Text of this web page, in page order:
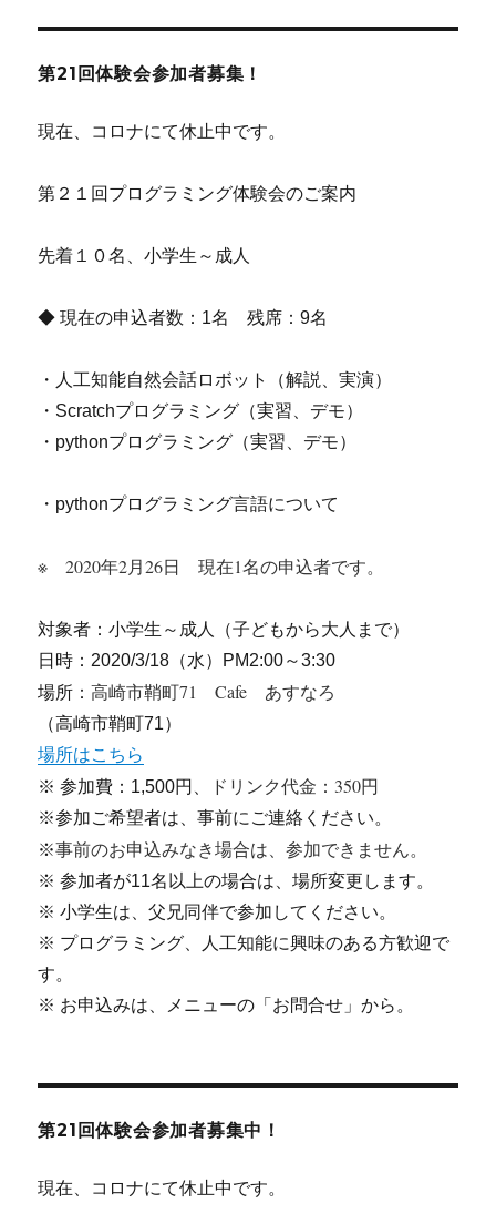
ン
第21回体験会参加者募集！
現在、コロナにて休止中です。
第２１回プログラミング体験会のご案内
先着１０名、小学生～成人
◆ 現在の申込者数：1名 残席：9名
・人工知能自然会話ロボット（解説、実演）
・Scratchプログラミング（実習、デモ）
・pythonプログラミング（実習、デモ）
・pythonプログラミング言語について
※ 2020年2月26日 現在1名の申込者です。
対象者：小学生～成人（子どもから大人まで）
日時：2020/3/18（水）PM2:00～3:30
場所：高崎市鞘町71 Cafe あすなろ
（高崎市鞘町71）
場所はこちら
※ 参加費：1,500円、
ドリンク代金：350円
※参加ご希望者は、事前にご連絡ください。
※事前のお申込みなき場合は、参加できません。
※ 参加者が11名以上の場合は、場所変更します。
※ 小学生は、父兄同伴で参加してください。
※ プログラミング、人工知能に興味のある方歓迎で
す。
※ お申込みは、メニューの「お問合せ」から。
第21回体験会参加者募集中！
現在、コロナにて休止中です。